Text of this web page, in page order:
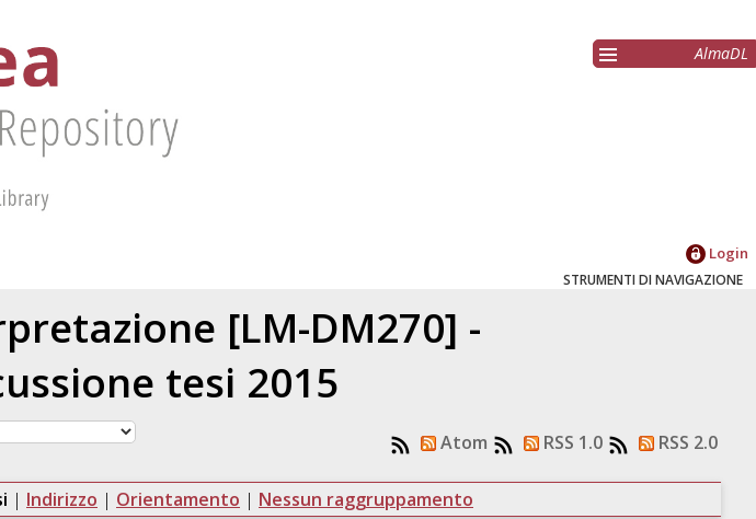
AlmaDL
Login
STRUMENTI DI NAVIGAZIONE
[LM-DM270] -
tesi 2015
Atom RSS 1.0 RSS 2.0
| Indirizzo | Orientamento | Nessun raggruppamento